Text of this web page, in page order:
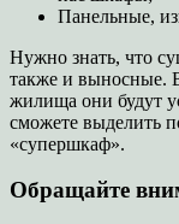
Панельные,
Нужно знать, что
также и выносные.
жилища они будут
сможете выделить
«супершкаф».
Обращайте